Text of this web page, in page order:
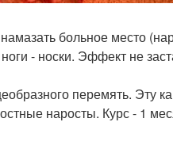
больное место
- носки. Эффект не
перемять. Эту
наросты. Курс - 1